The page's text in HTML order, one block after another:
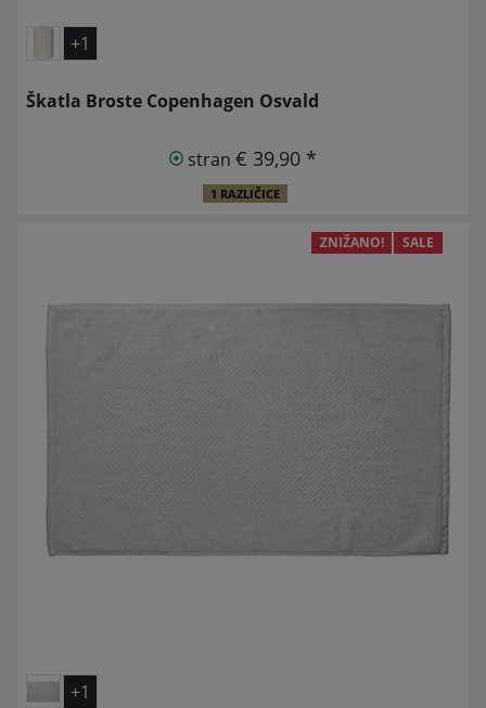
+1
Škatla Broste Copenhagen Osvald
stran€ 39,90 *
1 RAZLIČICE
ZNIŽANO! SALE
+1